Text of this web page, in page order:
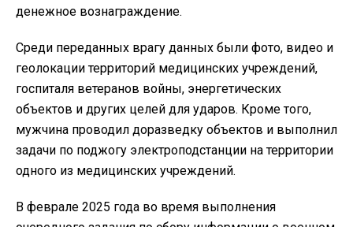
денежное вознаграждение.
Среди переданных врагу данных были фото, видео и
геолокации территорий медицинских учреждений,
госпиталя ветеранов войны, энергетических
объектов и других целей для ударов. Кроме того,
мужчина проводил доразведку объектов и выполнил
задачи по поджогу электроподстанции на территории
одного из медицинских учреждений.
В феврале 2025 года во время выполнения